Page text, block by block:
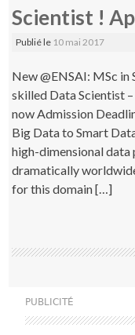
Scientist !
Publié le 10 mai 2017
New @ENSAI: MSc
skilled Data Scientist
now Admission
Big Data to Smart
high-dimensional data
dramatically
for this domain […]
PUBLICITÉ